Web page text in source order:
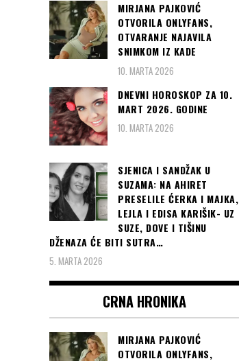
MIRJANA PAJKOVIĆ
OTVORILA ONLYFANS,
OTVARANJE NAJAVILA
SNIMKOM IZ KADE
10. MARTA 2026
DNEVNI HOROSKOP ZA 10.
MART 2026. GODINE
10. MARTA 2026
SJENICA I SANDŽAK U
SUZAMA: NA AHIRET
PRESELILE ĆERKA I MAJKA,
LEJLA I EDISA KARIŠIK- UZ
SUZE, DOVE I TIŠINU
DŽENAZA ĆE BITI SUTRA…
5. MARTA 2026
CRNA HRONIKA
MIRJANA PAJKOVIĆ
OTVORILA ONLYFANS,